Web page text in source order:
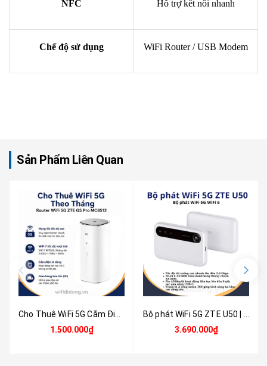
NFC Hỗ trợ kết nối nhanh
Chế độ sử dụng WiFi Router / USB Modem
Sản Phẩm Liên Quan
1.500.000₫
3.690.000₫